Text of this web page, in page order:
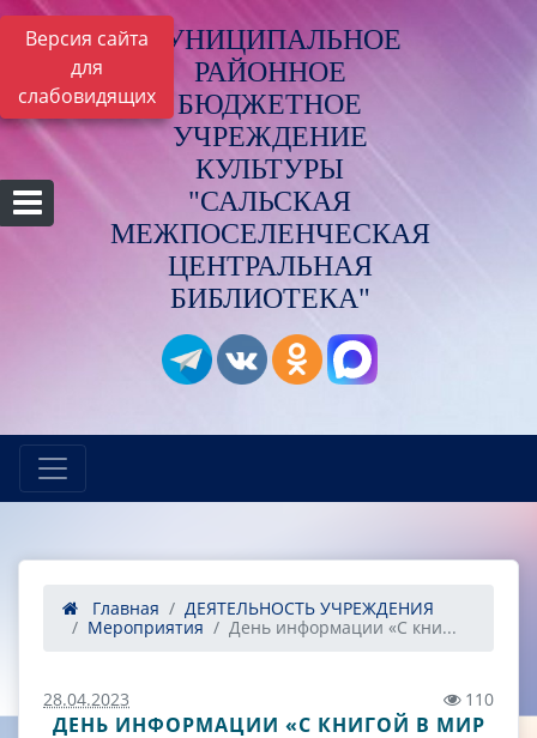
Версия сайта
для
слабовидящих
МУНИЦИПАЛЬНОЕ
РАЙОННОЕ
БЮДЖЕТНОЕ
УЧРЕЖДЕНИЕ
КУЛЬТУРЫ
"САЛЬСКАЯ
МЕЖПОСЕЛЕНЧЕСКАЯ
ЦЕНТРАЛЬНАЯ
БИБЛИОТЕКА"
Главная
ДЕЯТЕЛЬНОСТЬ УЧРЕЖДЕНИЯ
Мероприятия
День информации «С кни...
28.04.2023 110
ДЕНЬ ИНФОРМАЦИИ «С КНИГОЙ В МИР